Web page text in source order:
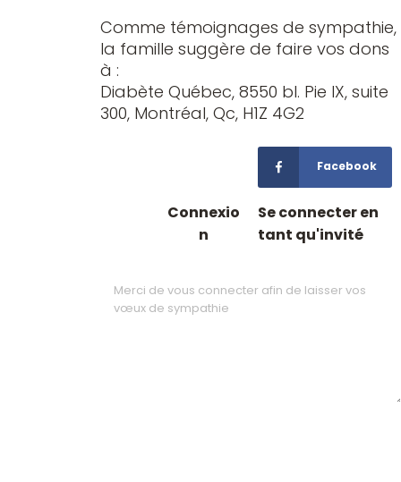
Comme témoignages de sympathie,
la famille suggère de faire vos dons
à :
Diabète Québec, 8550 bl. Pie IX, suite
300, Montréal, Qc, H1Z 4G2
Facebook
Connexio
n
Se connecter en
tant qu'invité